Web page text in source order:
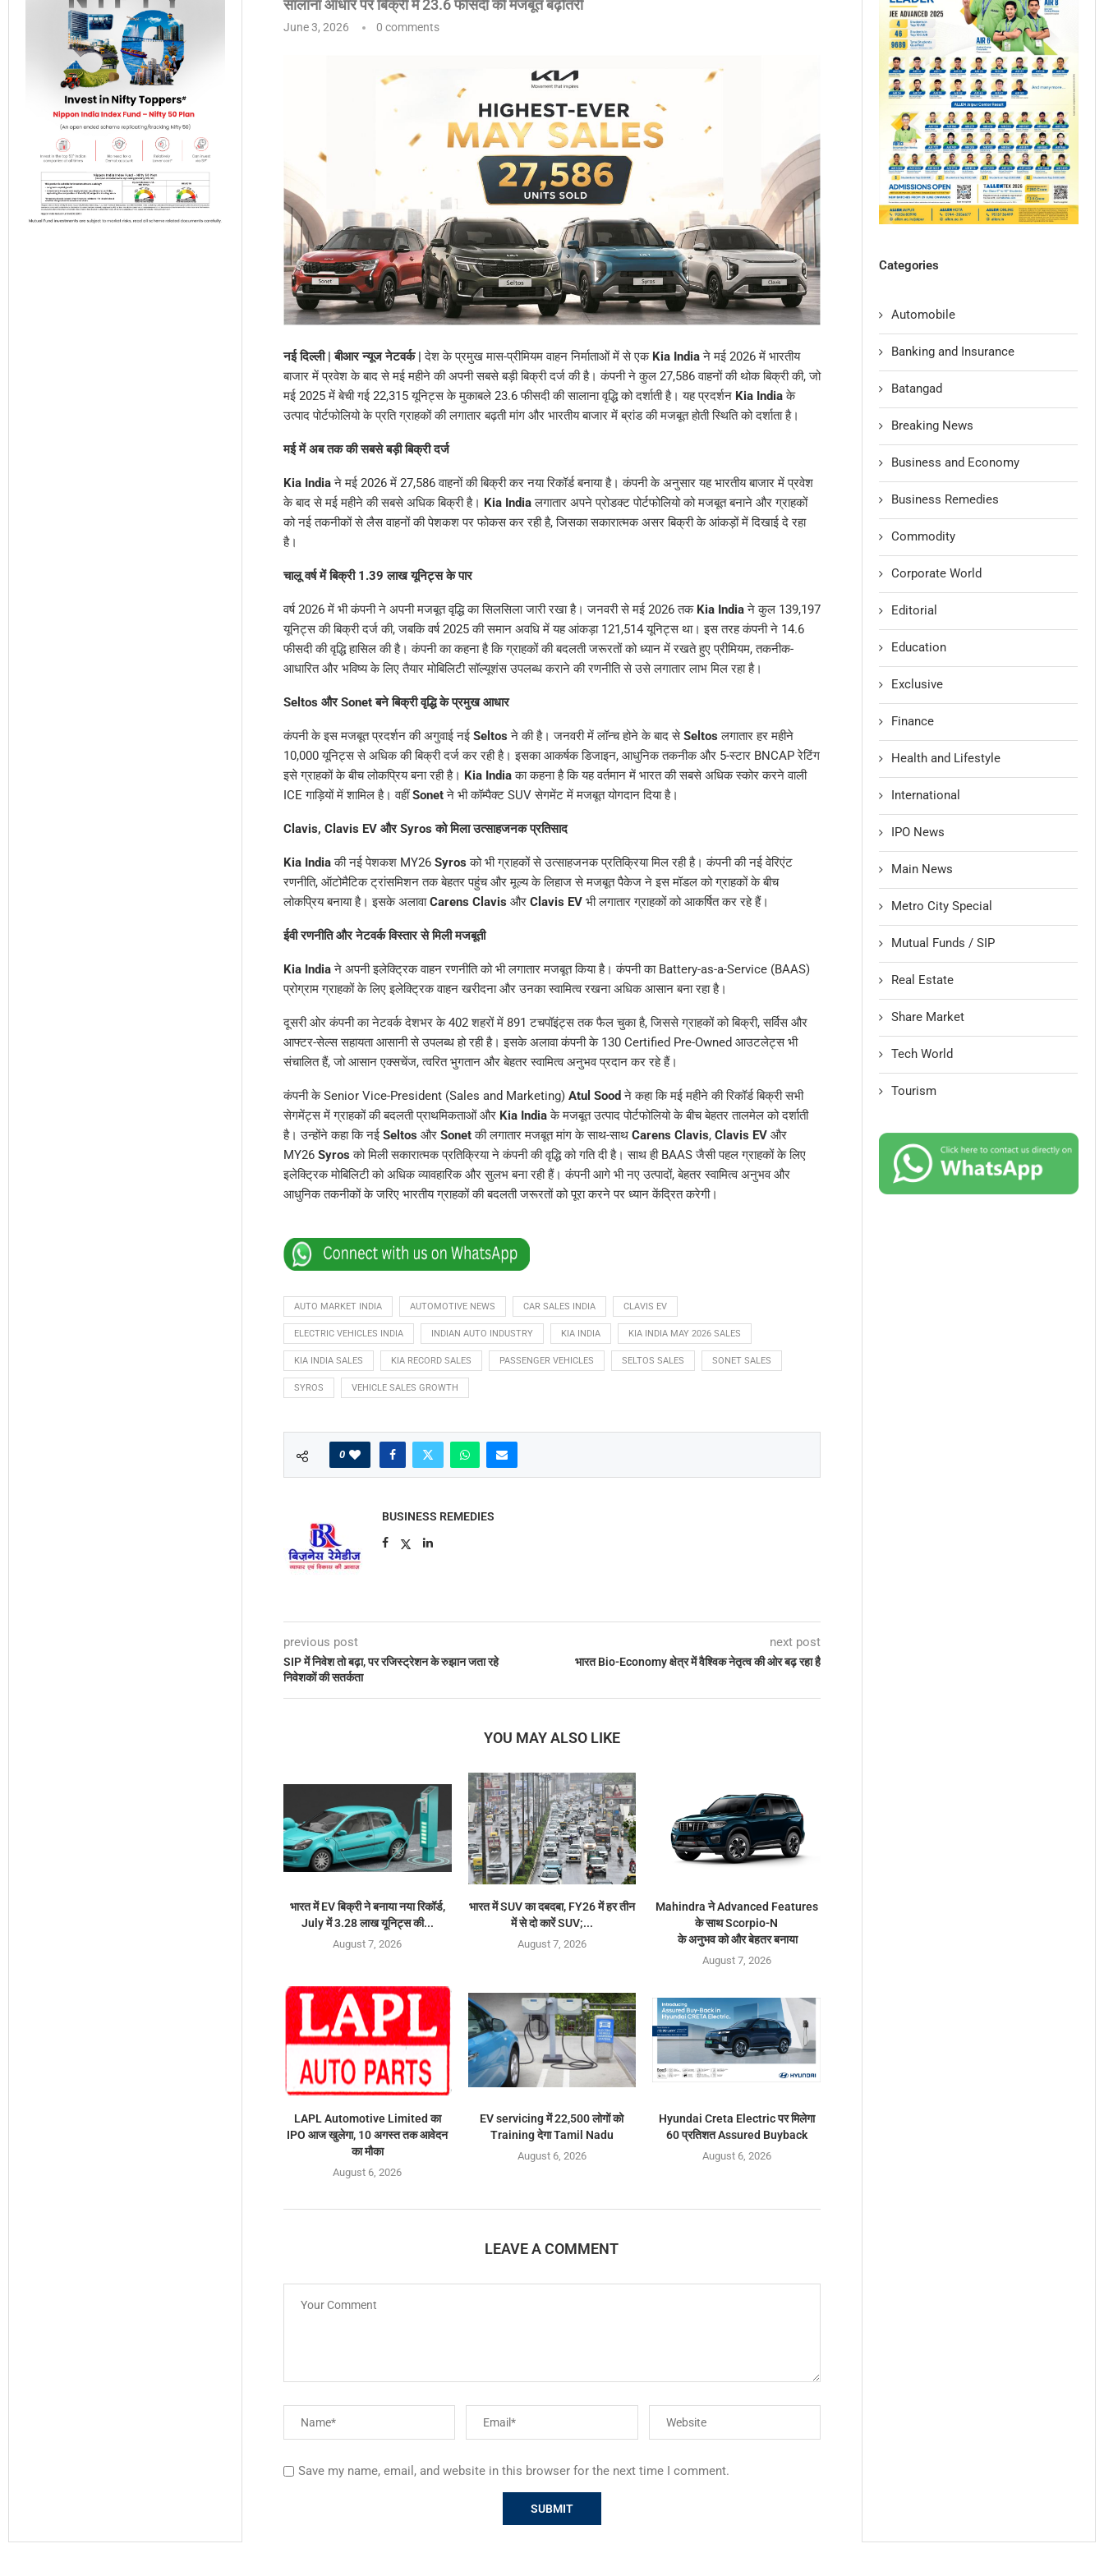
सालाना आधार पर बिक्री में 23.6 फीसदी की मजबूत बढ़ोतरी
June 3, 2026 0 comments
नई दिल्ली | बीआर न्यूज नेटवर्क | देश के प्रमुख मास-प्रीमियम वाहन निर्माताओं में से एक Kia Indiaने मई 2026 में भारतीय
बाजार में प्रवेश के बाद से मई महीने की अपनी सबसे बड़ी बिक्री दर्ज की है। कंपनी ने कुल 27,586 वाहनों की थोक बिक्री की, जो
मई 2025 में बेची गई 22,315 यूनिट्स के मुकाबले 23.6 फीसदी की सालाना वृद्धि को दर्शाती है। यह प्रदर्शन Kia Indiaके
उत्पाद पोर्टफोलियो के प्रति ग्राहकों की लगातार बढ़ती मांग और भारतीय बाजार में ब्रांड की मजबूत होती स्थिति को दर्शाता है।
मई में अब तक की सबसे बड़ी बिक्री दर्ज
Kia Indiaने मई 2026 में 27,586 वाहनों की बिक्री कर नया रिकॉर्ड बनाया है। कंपनी के अनुसार यह भारतीय बाजार में प्रवेश
के बाद से मई महीने की सबसे अधिक बिक्री है। Kia Indiaलगातार अपने प्रोडक्ट पोर्टफोलियो को मजबूत बनाने और ग्राहकों
को नई तकनीकों से लैस वाहनों की पेशकश पर फोकस कर रही है, जिसका सकारात्मक असर बिक्री के आंकड़ों में दिखाई दे रहा
है।
चालू वर्ष में बिक्री 1.39 लाख यूनिट्स के पार
वर्ष 2026 में भी कंपनी ने अपनी मजबूत वृद्धि का सिलसिला जारी रखा है। जनवरी से मई 2026 तक Kia Indiaने कुल 139,197
यूनिट्स की बिक्री दर्ज की, जबकि वर्ष 2025 की समान अवधि में यह आंकड़ा 121,514 यूनिट्स था। इस तरह कंपनी ने 14.6
फीसदी की वृद्धि हासिल की है। कंपनी का कहना है कि ग्राहकों की बदलती जरूरतों को ध्यान में रखते हुए प्रीमियम, तकनीक-
आधारित और भविष्य के लिए तैयार मोबिलिटी सॉल्यूशंस उपलब्ध कराने की रणनीति से उसे लगातार लाभ मिल रहा है।
Seltos और Sonet बने बिक्री वृद्धि के प्रमुख आधार
कंपनी के इस मजबूत प्रदर्शन की अगुवाई नई Seltos ने की है। जनवरी में लॉन्च होने के बाद सेSeltos लगातार हर महीने
10,000 यूनिट्स से अधिक की बिक्री दर्ज कर रही है। इसका आकर्षक डिजाइन, आधुनिक तकनीक और 5-स्टार BNCAP रेटिंग
इसे ग्राहकों के बीच लोकप्रिय बना रही है। Kia Indiaका कहना है कि यह वर्तमान में भारत की सबसे अधिक स्कोर करने वाली
ICE गाड़ियों में शामिल है। वहींSonetने भी कॉम्पैक्ट SUV सेगमेंट में मजबूत योगदान दिया है।
Clavis, Clavis EV और Syros को मिला उत्साहजनक प्रतिसाद
Kia Indiaकी नई पेशकश MY26 Syros को भी ग्राहकों से उत्साहजनक प्रतिक्रिया मिल रही है। कंपनी की नई वेरिएंट
रणनीति, ऑटोमैटिक ट्रांसमिशन तक बेहतर पहुंच और मूल्य के लिहाज से मजबूत पैकेज ने इस मॉडल को ग्राहकों के बीच
लोकप्रिय बनाया है। इसके अलावाCarens Clavis और Clavis EVभी लगातार ग्राहकों को आकर्षित कर रहे हैं।
ईवी रणनीति और नेटवर्क विस्तार से मिली मजबूती
Kia Indiaने अपनी इलेक्ट्रिक वाहन रणनीति को भी लगातार मजबूत किया है। कंपनी का Battery-as-a-Service (BAAS)
प्रोग्राम ग्राहकों के लिए इलेक्ट्रिक वाहन खरीदना और उनका स्वामित्व रखना अधिक आसान बना रहा है।
दूसरी ओर कंपनी का नेटवर्क देशभर के 402 शहरों में 891 टचपॉइंट्स तक फैल चुका है, जिससे ग्राहकों को बिक्री, सर्विस और
आफ्टर-सेल्स सहायता आसानी से उपलब्ध हो रही है। इसके अलावा कंपनी के 130 Certified Pre-Owned आउटलेट्स भी
संचालित हैं, जो आसान एक्सचेंज, त्वरित भुगतान और बेहतर स्वामित्व अनुभव प्रदान कर रहे हैं।
कंपनी के Senior Vice-President (Sales and Marketing) Atul Sood ने कहा कि मई महीने की रिकॉर्ड बिक्री सभी
सेगमेंट्स में ग्राहकों की बदलती प्राथमिकताओं और Kia Indiaके मजबूत उत्पाद पोर्टफोलियो के बीच बेहतर तालमेल को दर्शाती
है। उन्होंने कहा कि नई Seltos और Sonetकी लगातार मजबूत मांग के साथ-साथ Carens Clavis, Clavis EVऔर
MY26 Syros को मिली सकारात्मक प्रतिक्रिया ने कंपनी की वृद्धि को गति दी है। साथ ही BAAS जैसी पहल ग्राहकों के लिए
इलेक्ट्रिक मोबिलिटी को अधिक व्यावहारिक और सुलभ बना रही हैं। कंपनी आगे भी नए उत्पादों, बेहतर स्वामित्व अनुभव और
आधुनिक तकनीकों के जरिए भारतीय ग्राहकों की बदलती जरूरतों को पूरा करने पर ध्यान केंद्रित करेगी।
AUTO MARKET INDIA AUTOMOTIVE NEWS CAR SALES INDIA CLAVIS EV
ELECTRIC VEHICLES INDIA INDIAN AUTO INDUSTRY KIA INDIA KIA INDIA MAY 2026 SALES
KIA INDIA SALES KIA RECORD SALES PASSENGER VEHICLES SELTOS SALES SONET SALES
SYROS VEHICLE SALES GROWTH
0
BUSINESS REMEDIES
previous post
SIP में निवेश तो बढ़ा, पर रजिस्ट्रेशन के रुझान जता रहे
निवेशकों की सतर्कता
next post
भारत Bio-Economy क्षेत्र में वैश्विक नेतृत्व की ओर बढ़ रहा है
YOU MAY ALSO LIKE
भारत में EV बिक्री ने बनाया नया रिकॉर्ड,
July में 3.28 लाख यूनिट्स की...
August 7, 2026
भारत में SUV का दबदबा, FY26 में हर तीन
में से दो कारें SUV;...
August 7, 2026
Mahindra ने Advanced Features
के साथ Scorpio-N
के अनुभव को और बेहतर बनाया
August 7, 2026
LAPL Automotive Limited का
IPO आज खुलेगा, 10 अगस्त तक आवेदन
का मौका
August 6, 2026
EV servicing में 22,500 लोगों को
Training देगा Tamil Nadu
August 6, 2026
Hyundai Creta Electric पर मिलेगा
60 प्रतिशत Assured Buyback
August 6, 2026
LEAVE A COMMENT
Save my name, email, and website in this browser for the next time I comment.
Categories
Automobile
Banking and Insurance
Batangad
Breaking News
Business and Economy
Business Remedies
Commodity
Corporate World
Editorial
Education
Exclusive
Finance
Health and Lifestyle
International
IPO News
Main News
Metro City Special
Mutual Funds / SIP
Real Estate
Share Market
Tech World
Tourism